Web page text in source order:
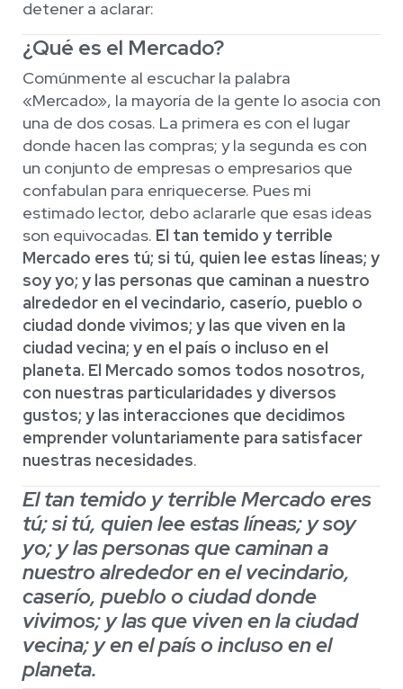
detener a aclarar:
¿Qué es el Mercado?
Comúnmente al escuchar la palabra
«Mercado», la mayoría de la gente lo asocia con
una de dos cosas. La primera es con el lugar
donde hacen las compras; y la segunda es con
un conjunto de empresas o empresarios que
confabulan para enriquecerse. Pues mi
estimado lector, debo aclararle que esas ideas
son equivocadas. El tan temido y terrible
Mercado eres tú; si tú, quien lee estas líneas; y
soy yo; y las personas que caminan a nuestro
alrededor en el vecindario, caserío, pueblo o
ciudad donde vivimos; y las que viven en la
ciudad vecina; y en el país o incluso en el
planeta. El Mercado somos todos nosotros,
con nuestras particularidades y diversos
gustos; y las interacciones que decidimos
emprender voluntariamente para satisfacer
nuestras necesidades.
El tan temido y terrible Mercado eres
tú; si tú, quien lee estas líneas; y soy
yo; y las personas que caminan a
nuestro alrededor en el vecindario,
caserío, pueblo o ciudad donde
vivimos; y las que viven en la ciudad
vecina; y en el país o incluso en el
planeta.